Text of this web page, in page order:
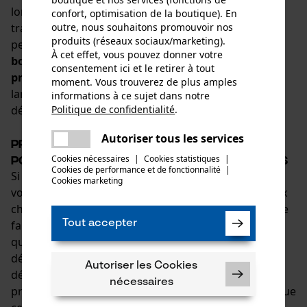
lorsque les débroussailleuses et les coupe-herbes
traditionnels atteignent leurs limites. En plus de la
performance individuelle de l'appareil, le choix de la
bonne lame de débroussailleuse pour un résultat
propre
est crucial. KOX propose un large choix de
lames de débroussailleuse pour tous les terrains -
découvrez-les maintenant !
Précis et robustes : Lames de rechange
pour coupe-herbes et débroussailleuses
Si vous êtes à la recherche de lames adaptées pour
votre débroussailleuse, vous pouvez faire votre choix
chez KOX. Les marques de la marque KOX ainsi que le
fabricant américain Oregon sont réputées pour leur
qualité de premier ordre. Le choix de la lame de
débroussailleuse qui convient le mieux à vos besoins
dépend, comme pour les
fils de débroussailleuse
principalement de l'utilisation prévue. Étant donné que
confort, optimisation de la boutique). En
outre, nous souhaitons promouvoir nos
produits (réseaux sociaux/marketing).
À cet effet, vous pouvez donner votre
consentement ici et le retirer à tout
moment. Vous trouverez de plus amples
informations à ce sujet dans notre
Politique de confidentialité.
Autoriser tous les services
Cookies nécessaires | Cookies statistiques |
Cookies de performance et de fonctionnalité |
Cookies marketing
Tout accepter
Autoriser les Cookies
nécessaires
Une erreur s'est produite. Veuillez
essayer encore.
partager
partager
mail